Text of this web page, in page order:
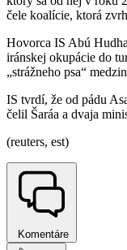
čele koalície, ktorá
Hovorca IS Abú
iránskej okupácie do
„strážneho psa“
IS tvrdí, že od pádu
čelil Šaráa a dvaja
(reuters, est)
Komentáre